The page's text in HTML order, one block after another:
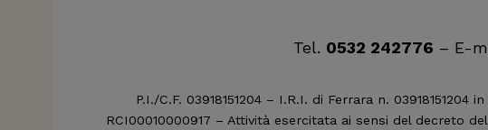
Tel. 0532 242776 – E-
P.I./C.F. 03918151204 – I.R.I. di Ferrara n.
RCI00010000917 – Attività esercitata ai sensi del decreto